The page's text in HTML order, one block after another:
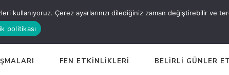
FEN ETKİNLİKLERİ BELİRLİ GÜNLER
kullanıyoruz. Çerez ayarlarınızı dilediğiniz zaman değiştirebilir ve
politikası